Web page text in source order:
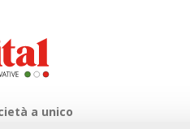
a unico